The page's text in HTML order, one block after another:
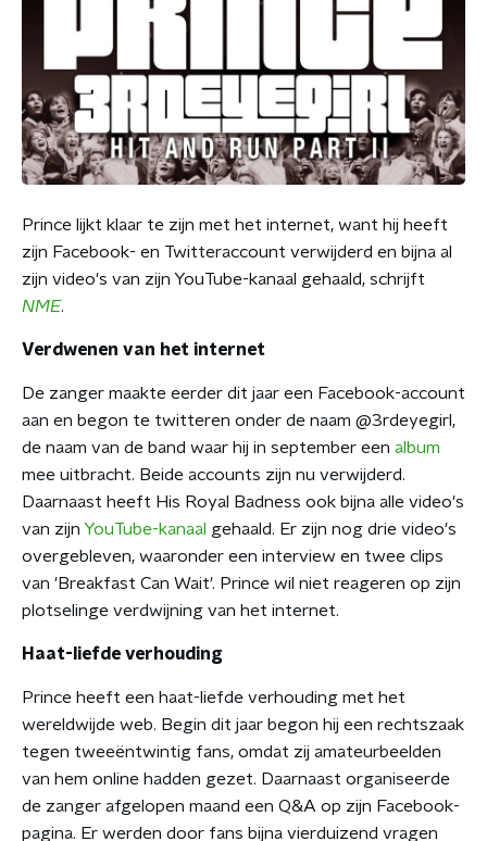
Prince lijkt klaar te zijn met het internet, want hij heeft
zijn Facebook- en Twitteraccount verwijderd en bijna al
zijn video's van zijn YouTube-kanaal gehaald, schrijft
NME.
Verdwenen van het internet
De zanger maakte eerder dit jaar een Facebook-account
aan en begon te twitteren onder de naam @3rdeyegirl,
de naam van de band waar hij in september een album
mee uitbracht. Beide accounts zijn nu verwijderd.
Daarnaast heeft His Royal Badness ook bijna alle video's
van zijn YouTube-kanaal gehaald. Er zijn nog drie video's
overgebleven, waaronder een interview en twee clips
van 'Breakfast Can Wait'. Prince wil niet reageren op zijn
plotselinge verdwijning van het internet.
Haat-liefde verhouding
Prince heeft een haat-liefde verhouding met het
wereldwijde web. Begin dit jaar begon hij een rechtszaak
tegen tweeëntwintig fans, omdat zij amateurbeelden
van hem online hadden gezet. Daarnaast organiseerde
de zanger afgelopen maand een Q&A op zijn Facebook-
pagina. Er werden door fans bijna vierduizend vragen